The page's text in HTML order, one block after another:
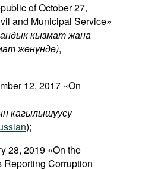
of October 27,
and Municipal Service»
кызмат жана
жөнүндө),
12, 2017 «On
кагылышуусу
);
28, 2019 «On the
Reporting Corruption